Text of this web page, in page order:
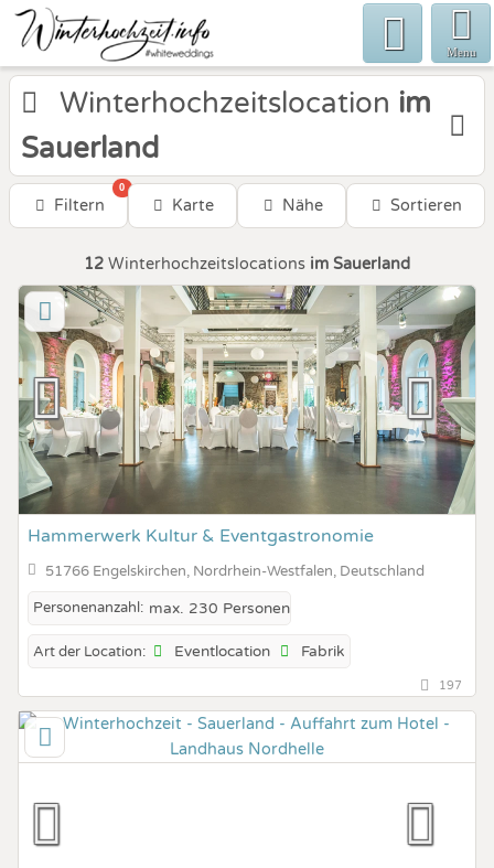
Menu
Winterhochzeitslocation im
Sauerland
Filtern
0
Karte Nähe Sortieren
12 Winterhochzeitslocations im Sauerland
Hammerwerk Kultur & Eventgastronomie
51766 Engelskirchen, Nordrhein-Westfalen, Deutschland
Personenanzahl: max. 230 Personen
Art der Location: Eventlocation Fabrik
197